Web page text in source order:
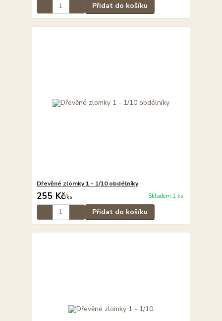
Přidat do košíku
Dřevěné zlomky 1 - 1/10 obdélníky
255 Kč/ks Skladem 1 ks
Přidat do košíku